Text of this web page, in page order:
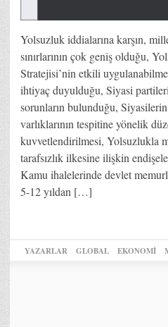
Yolsuzluk iddialarına karşın,
sınırlarının çok geniş olduğu,
Stratejisi’nin etkili
ihtiyaç duyulduğu, Siyasi
sorunların bulunduğu,
varlıklarının tespitine yönelik
kuvvetlendirilmesi, Yolsuzlukla
tarafsızlık ilkesine ilişkin
Kamu ihalelerinde devlet
5-12 yıldan […]
YAZARLAR GLOBAL EKONOMİ